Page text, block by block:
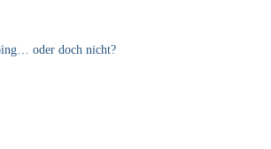
oder doch nicht?